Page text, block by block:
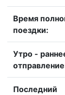
Время
поездки:
Утро -
Последний